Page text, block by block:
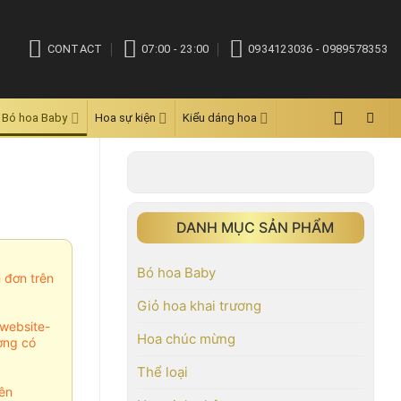
CONTACT 07:00 - 23:00 0934123036 - 0989578353
Bó hoa Baby Hoa sự kiện Kiểu dáng hoa
DANH MỤC SẢN PHẨM
Bó hoa Baby
Giỏ hoa khai trương
Hoa chúc mừng
Thể loại
đơn trên
có